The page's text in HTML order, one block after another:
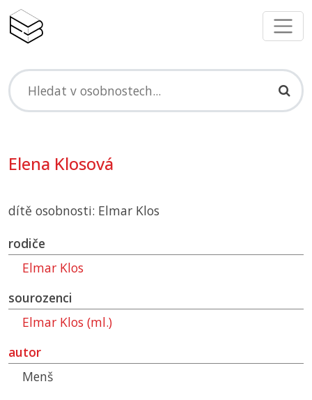
Elena Klosová
dítě osobnosti: Elmar Klos
rodiče
Elmar Klos
sourozenci
Elmar Klos (ml.)
autor
Menš